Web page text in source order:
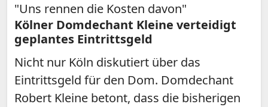
"Uns rennen die Kosten davon"
Kölner Domdechant Kleine verteidigt
geplantes Eintrittsgeld
Nicht nur Köln diskutiert über das
Eintrittsgeld für den Dom. Domdechant
Robert Kleine betont, dass die bisherigen